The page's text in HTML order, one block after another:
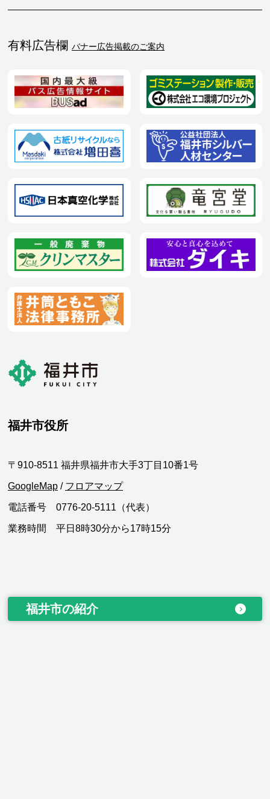
有料広告欄 バナー広告掲載のご案内
福井市役所
〒910-8511 福井県福井市大手3丁目10番1号
GoogleMap / フロアマップ
電話番号 0776-20-5111（代表）
業務時間 平日8時30分から17時15分
福井市の紹介